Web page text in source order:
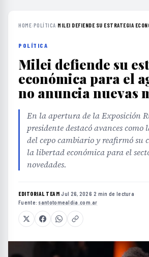
HOME›POLÍTICA›MILEI DEFIENDE SU ESTRATEGIA
POLÍTICA
Milei defiende su
económica para el
no anuncia nuevas
En la apertura de la Exposición
presidente destacó avances
del cepo cambiario y reafirmó su
la libertad económica para el
novedades.
EDITORIAL TEAM·Jul 26, 2026·2 min de lectura·
Fuente: santotomealdia.com.ar